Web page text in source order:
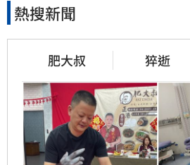
熱搜新聞
肥大叔 猝逝